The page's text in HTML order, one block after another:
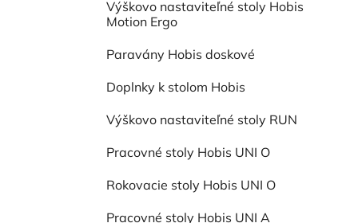
Výškovo nastaviteľné stoly Hobis
Motion Ergo
Paravány Hobis doskové
Doplnky k stolom Hobis
Výškovo nastaviteľné stoly RUN
Pracovné stoly Hobis UNI O
Rokovacie stoly Hobis UNI O
Pracovné stoly Hobis UNI A